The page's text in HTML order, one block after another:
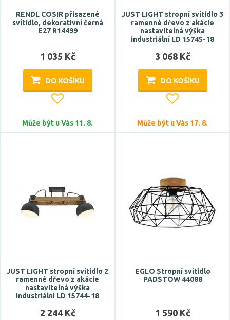
RENDL COSIR přisazené
svítidlo, dekorativní černá
E27 R14499
1 035 Kč
DO KOŠÍKU
Může být u Vás 11. 8.
JUST LIGHT stropní svítidlo 3
ramenné dřevo z akácie
nastavitelná výška
industriální LD 15745-18
3 068 Kč
DO KOŠÍKU
Může být u Vás 17. 8.
JUST LIGHT stropní svítidlo 2
ramenné dřevo z akácie
nastavitelná výška
industriální LD 15744-18
2 244 Kč
EGLO Stropní svítidlo
PADSTOW 44088
1 590 Kč